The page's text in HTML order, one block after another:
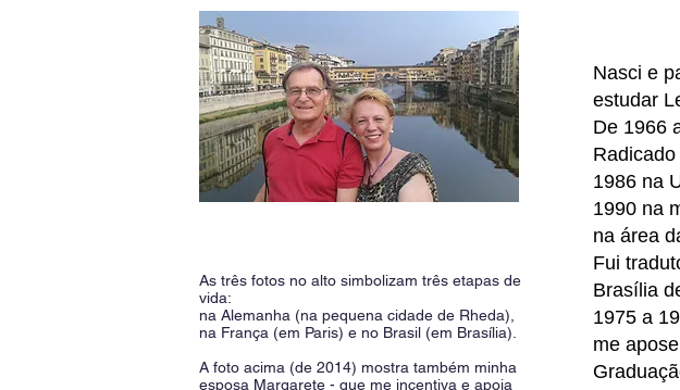
As três fotos no alto simbolizam três etapas de
vida:
na Alemanha (na pequena cidade de Rheda),
na França (em Paris) e no Brasil (em Brasília).
A foto acima (de 2014) mostra também minha
esposa Margarete - que me incentiva e apoia
Nasci e
estudar
De 1966
1986 na
1990 na
na área
Fui
Brasília
1975 a
me